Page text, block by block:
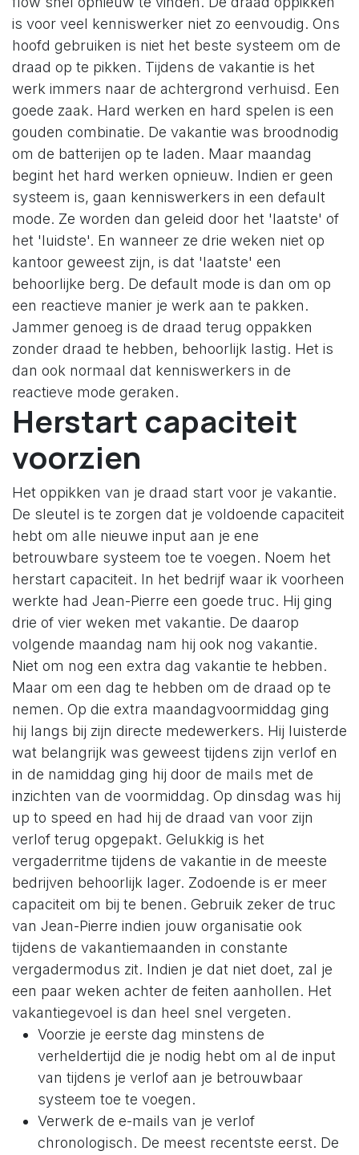
is voor veel kenniswerker niet zo eenvoudig. Ons
hoofd gebruiken is niet het beste systeem om de
draad op te pikken. Tijdens de vakantie is het
werk immers naar de achtergrond verhuisd. Een
goede zaak. Hard werken en hard spelen is een
gouden combinatie. De vakantie was broodnodig
om de batterijen op te laden. Maar maandag
begint het hard werken opnieuw. Indien er geen
systeem is, gaan kenniswerkers in een default
mode. Ze worden dan geleid door het 'laatste' of
het 'luidste'. En wanneer ze drie weken niet op
kantoor geweest zijn, is dat 'laatste' een
behoorlijke berg. De default mode is dan om op
een reactieve manier je werk aan te pakken.
Jammer genoeg is de draad terug oppakken
zonder draad te hebben, behoorlijk lastig. Het is
dan ook normaal dat kenniswerkers in de
reactieve mode geraken.
Herstart capaciteit
voorzien
Het oppikken van je draad start voor je vakantie.
De sleutel is te zorgen dat je voldoende capaciteit
hebt om alle nieuwe input aan je ene
betrouwbare systeem toe te voegen. Noem het
herstart capaciteit. In het bedrijf waar ik voorheen
werkte had Jean-Pierre een goede truc. Hij ging
drie of vier weken met vakantie. De daarop
volgende maandag nam hij ook nog vakantie.
Niet om nog een extra dag vakantie te hebben.
Maar om een dag te hebben om de draad op te
nemen. Op die extra maandagvoormiddag ging
hij langs bij zijn directe medewerkers. Hij luisterde
wat belangrijk was geweest tijdens zijn verlof en
in de namiddag ging hij door de mails met de
inzichten van de voormiddag. Op dinsdag was hij
up to speed en had hij de draad van voor zijn
verlof terug opgepakt. Gelukkig is het
vergaderritme tijdens de vakantie in de meeste
bedrijven behoorlijk lager. Zodoende is er meer
capaciteit om bij te benen. Gebruik zeker de truc
van Jean-Pierre indien jouw organisatie ook
tijdens de vakantiemaanden in constante
vergadermodus zit. Indien je dat niet doet, zal je
een paar weken achter de feiten aanhollen. Het
vakantiegevoel is dan heel snel vergeten.
Voorzie je eerste dag minstens de
verheldertijd die je nodig hebt om al de input
van tijdens je verlof aan je betrouwbaar
systeem toe te voegen.
Verwerk de e-mails van je verlof
chronologisch. De meest recentste eerst. De